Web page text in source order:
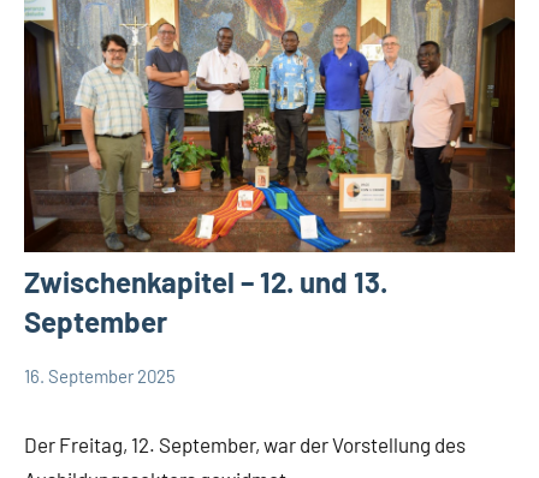
Zwischenkapitel – 12. und 13.
September
App-
intern
16. September 2025
Hubert
Der Freitag, 12. September, war der Vorstellung des